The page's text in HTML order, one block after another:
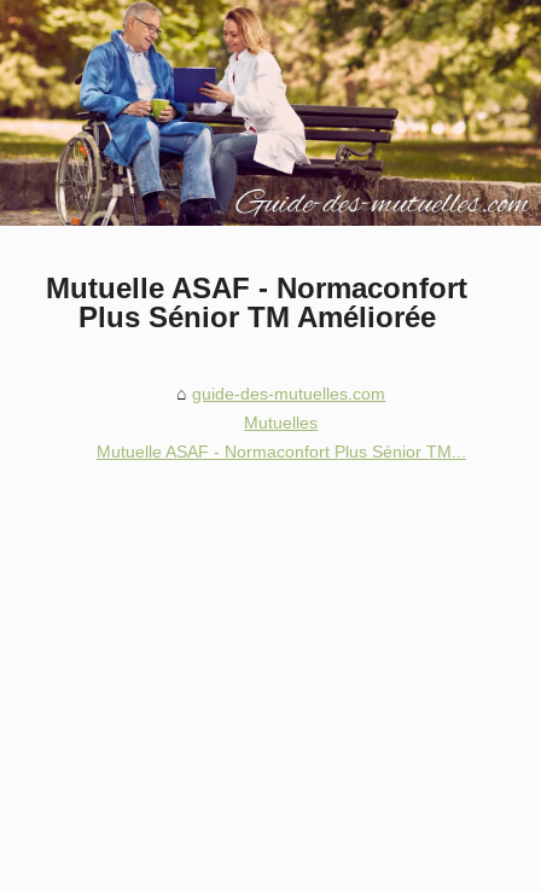
Mutuelle ASAF - Normaconfort
Plus Sénior TM Améliorée
guide-des-mutuelles.com
Mutuelles
Mutuelle ASAF - Normaconfort Plus Sénior TM...